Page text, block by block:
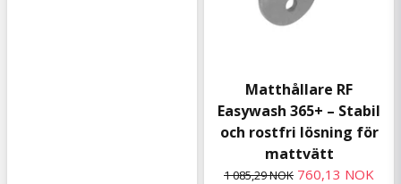
Matthållare RF
Easywash 365+ – Stabil
och rostfri lösning för
mattvätt
1 085,29 NOK 760,13 NOK